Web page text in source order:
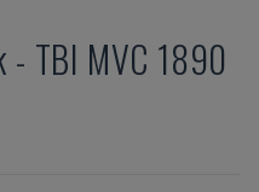
- TBI MVC 1890